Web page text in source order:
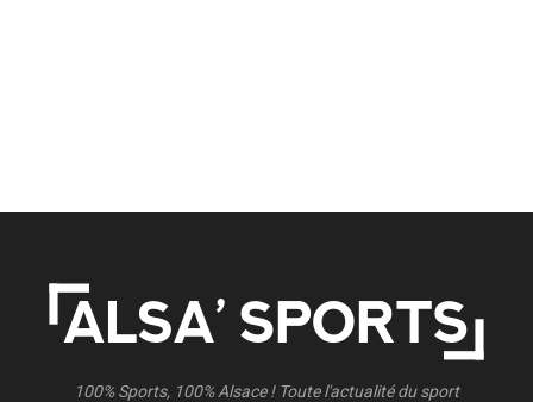
100% Sports, 100% Alsace ! Toute l'actualité du sport